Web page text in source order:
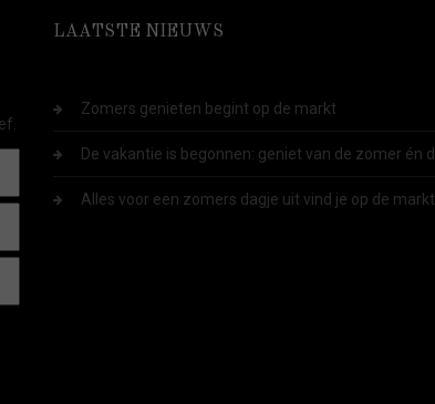
LAATSTE NIEUWS
Zomers genieten begint op de markt
De vakantie is begonnen: geniet van de zomer én
Alles voor een zomers dagje uit vind je op de markt